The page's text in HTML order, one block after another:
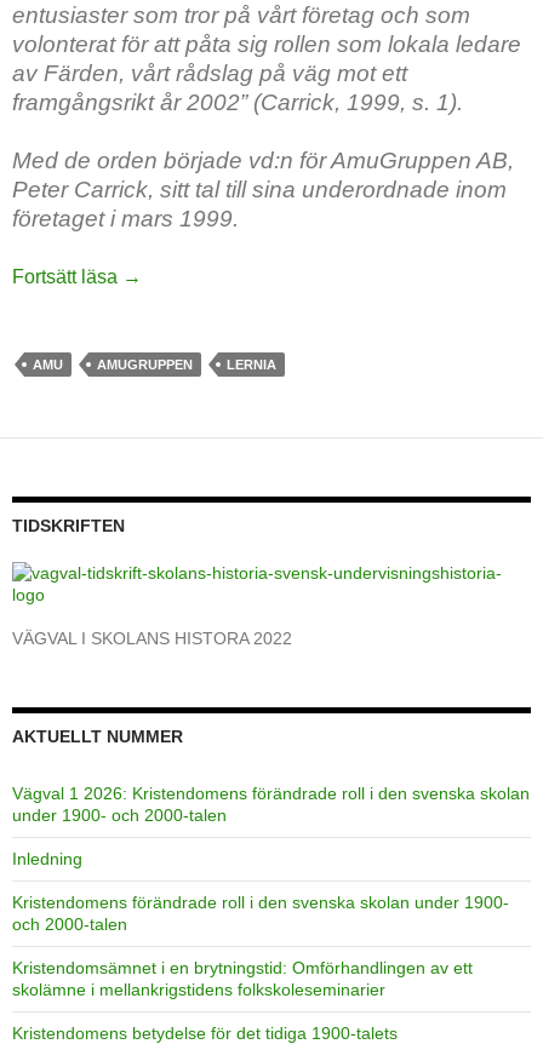
entusiaster som tror på vårt företag och som
volonterat för att påta sig rollen som lokala ledare
av Färden, vårt rådslag på väg mot ett
framgångsrikt år 2002” (Carrick, 1999, s. 1).
Med de orden började vd:n för AmuGruppen AB,
Peter Carrick, sitt tal till sina underordnade inom
företaget i mars 1999.
Fortsätt läsa Från AMU till Lernia AB:
→
AMU AMUGRUPPEN LERNIA
TIDSKRIFTEN
VÄGVAL I SKOLANS HISTORA 2022
AKTUELLT NUMMER
Vägval 1 2026: Kristendomens förändrade roll i den svenska skolan
under 1900- och 2000-talen
Inledning
Kristendomens förändrade roll i den svenska skolan under 1900-
och 2000-talen
Kristendomsämnet i en brytningstid: Omförhandlingen av ett
skolämne i mellankrigstidens folkskoleseminarier
Kristendomens betydelse för det tidiga 1900-talets